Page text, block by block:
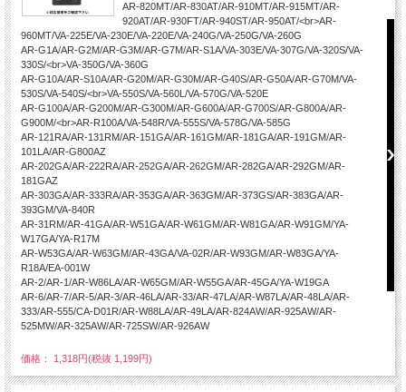
AR-820MT/AR-830AT/AR-910MT/AR-915MT/AR-
920AT/AR-930FT/AR-940ST/AR-950AT/<br>AR-
960MT/VA-225E/VA-230E/VA-220E/VA-240G/VA-250G/VA-260G
AR-G1A/AR-G2M/AR-G3M/AR-G7M/AR-S1A/VA-303E/VA-307G/VA-320S/VA-
330S/<br>VA-350G/VA-360G
AR-G10A/AR-S10A/AR-G20M/AR-G30M/AR-G40S/AR-G50A/AR-G70M/VA-
530S/VA-540S/<br>VA-550S/VA-560L/VA-570G/VA-520E
AR-G100A/AR-G200M/AR-G300M/AR-G600A/AR-G700S/AR-G800A/AR-
G900M/<br>AR-R100A/VA-548R/VA-555S/VA-578G/VA-585G
AR-121RA/AR-131RM/AR-151GA/AR-161GM/AR-181GA/AR-191GM/AR-
101LA/AR-G800AZ
AR-202GA/AR-222RA/AR-252GA/AR-262GM/AR-282GA/AR-292GM/AR-
181GAZ
AR-303GA/AR-333RA/AR-353GA/AR-363GM/AR-373GS/AR-383GA/AR-
393GM/VA-840R
AR-31RM/AR-41GA/AR-W51GA/AR-W61GM/AR-W81GA/AR-W91GM/YA-
W17GA/YA-R17M
AR-W53GA/AR-W63GM/AR-43GA/VA-02R/AR-W93GM/AR-W83GA/YA-
R18A/EA-001W
AR-2/AR-1/AR-W86LA/AR-W65GM/AR-W55GA/AR-45GA/YA-W19GA
AR-6/AR-7/AR-5/AR-3/AR-46LA/AR-33/AR-47LA/AR-W87LA/AR-48LA/AR-
333/AR-555/CA-D01R/AR-W88LA/AR-49LA/AR-824AW/AR-925AW/AR-
525MW/AR-325AW/AR-725SW/AR-926AW
価格： 1,318円(税抜 1,199円)